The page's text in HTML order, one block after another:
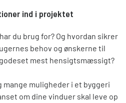
ind i projektet
du brug for? Og hvordan sikrer
behov og ønskerne til
mest hensigtsmæssigt?
mange muligheder i et byggeri
om dine vinduer skal leve op